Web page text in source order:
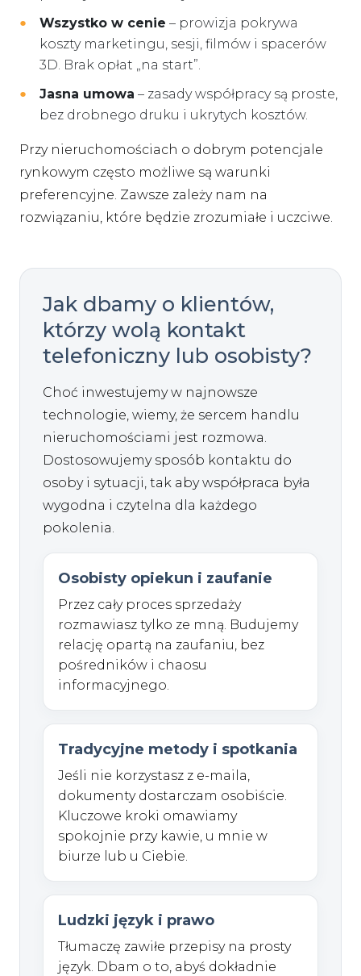
Wszystko w cenie – prowizja pokrywa
koszty marketingu, sesji, filmów i spacerów
3D. Brak opłat „na start”.
Jasna umowa – zasady współpracy są proste,
bez drobnego druku i ukrytych kosztów.
Przy nieruchomościach o dobrym potencjale
rynkowym często możliwe są warunki
preferencyjne. Zawsze zależy nam na
rozwiązaniu, które będzie zrozumiałe i uczciwe.
Jak dbamy o klientów,
którzy wolą kontakt
telefoniczny lub osobisty?
Choć inwestujemy w najnowsze
technologie, wiemy, że sercem handlu
nieruchomościami jest rozmowa.
Dostosowujemy sposób kontaktu do
osoby i sytuacji, tak aby współpraca była
wygodna i czytelna dla każdego
pokolenia.
Osobisty opiekun i zaufanie
Przez cały proces sprzedaży
rozmawiasz tylko ze mną. Budujemy
relację opartą na zaufaniu, bez
pośredników i chaosu
informacyjnego.
Tradycyjne metody i spotkania
Jeśli nie korzystasz z e-maila,
dokumenty dostarczam osobiście.
Kluczowe kroki omawiamy
spokojnie przy kawie, u mnie w
biurze lub u Ciebie.
Ludzki język i prawo
Tłumaczę zawiłe przepisy na prosty
język. Dbam o to, abyś dokładnie